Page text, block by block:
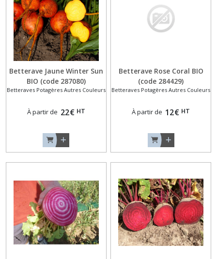
Betterave Jaune Winter Sun
BIO (code 287080)
Betteraves Potagères Autres Couleurs
À partir de 22€ HT
Betterave Rose Coral BIO
(code 284429)
Betteraves Potagères Autres Couleurs
À partir de 12€ HT
Potagères
Rouges
(7)
Carottes
Autres
Couleurs
(4)
Carottes
Autres
Carottes
(6)
Céleris
Raves
(3)